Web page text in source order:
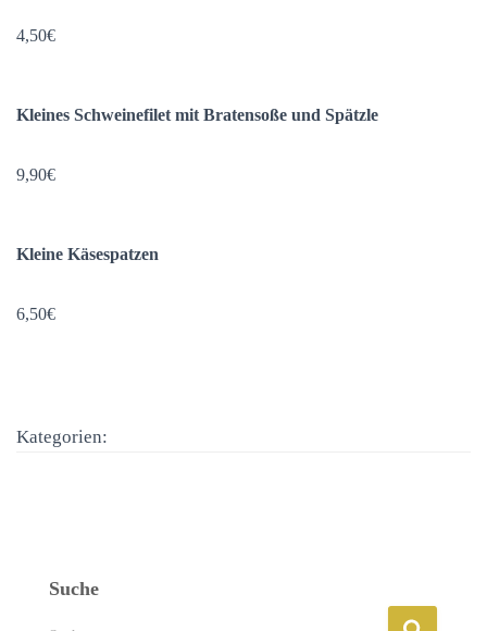
4,50€
Kleines Schweinefilet mit Bratensoße und Spätzle
9,90€
Kleine Käsespatzen
6,50€
Kategorien:
Suche